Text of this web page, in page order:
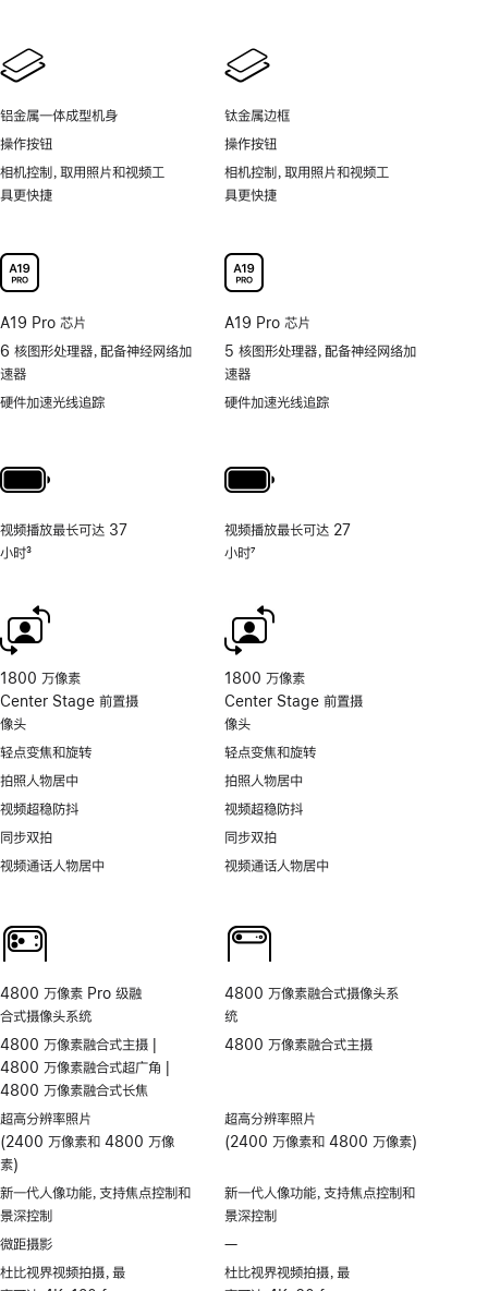
铝金属一体成型机身
操作按钮
相机控制，取用照片和视频工
具更快捷
A19 Pro 芯片
6 核图形处理器，配备神经网络加
速器
硬件加速光线追踪
视频播放最长可达 37
小时3
1800 万像素
Center Stage 前置摄
像头
轻点变焦和旋转
拍照人物居中
视频超稳防抖
同步双拍
视频通话人物居中
4800 万像素 Pro 级融
合式摄像头系统
4800 万像素融合式主摄 |
4800 万像素融合式超广角 |
4800 万像素融合式长焦
超高分辨率照片
(2400 万像素和 4800 万像
素)
新一代人像功能，支持焦点控制和
景深控制
微距摄影
杜比视界视频拍摄，最
钛金属边框
操作按钮
相机控制，取用照片和视频工
具更快捷
A19 Pro 芯片
5 核图形处理器，配备神经网络加
速器
硬件加速光线追踪
视频播放最长可达 27
小时7
1800 万像素
Center Stage 前置摄
像头
轻点变焦和旋转
拍照人物居中
视频超稳防抖
同步双拍
视频通话人物居中
4800 万像素融合式摄像头系
统
4800 万像素融合式主摄
超高分辨率照片
(2400 万像素和 4800 万像素)
新一代人像功能，支持焦点控制和
景深控制
—
支
杜比视界视频拍摄，最